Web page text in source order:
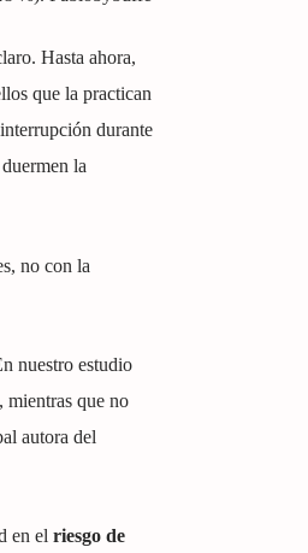
Hasta ahora,
que la practican
durante
la
no con la
nuestro estudio
mientras que no
autora del
en el riesgo de